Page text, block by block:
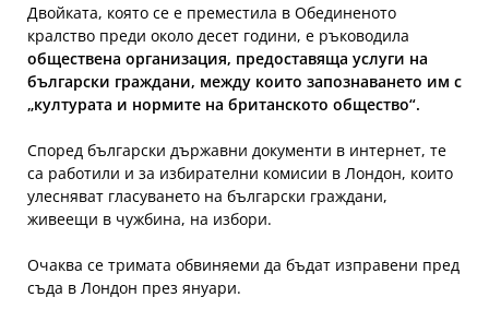
Двойката, която се е преместила в Обединеното
кралство преди около десет години, е ръководила
обществена организация, предоставяща услуги на
български граждани, между които запознаването им с
„културата и нормите на британското общество“.
Според български държавни документи в интернет, те
са работили и за избирателни комисии в Лондон, които
улесняват гласуването на български граждани,
живеещи в чужбина, на избори.
Очаква се тримата обвиняеми да бъдат изправени пред
съда в Лондон през януари.